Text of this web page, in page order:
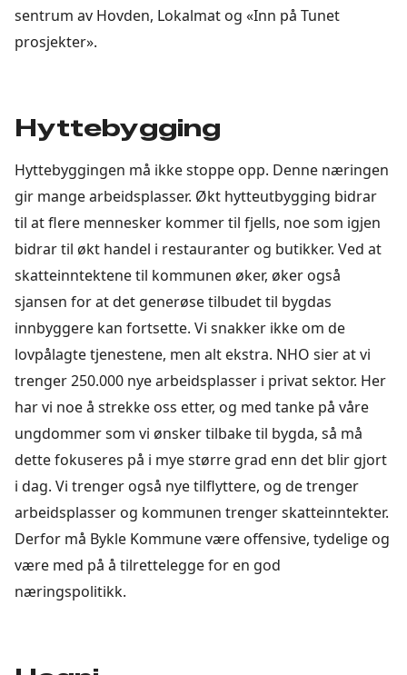
sentrum av Hovden, Lokalmat og «Inn på Tunet
prosjekter».
Hyttebygging
Hyttebyggingen må ikke stoppe opp. Denne næringen
gir mange arbeidsplasser. Økt hytteutbygging bidrar
til at flere mennesker kommer til fjells, noe som igjen
bidrar til økt handel i restauranter og butikker. Ved at
skatteinntektene til kommunen øker, øker også
sjansen for at det generøse tilbudet til bygdas
innbyggere kan fortsette. Vi snakker ikke om de
lovpålagte tjenestene, men alt ekstra. NHO sier at vi
trenger 250.000 nye arbeidsplasser i privat sektor. Her
har vi noe å strekke oss etter, og med tanke på våre
ungdommer som vi ønsker tilbake til bygda, så må
dette fokuseres på i mye større grad enn det blir gjort
i dag. Vi trenger også nye tilflyttere, og de trenger
arbeidsplasser og kommunen trenger skatteinntekter.
Derfor må Bykle Kommune være offensive, tydelige og
være med på å tilrettelegge for en god
næringspolitikk.